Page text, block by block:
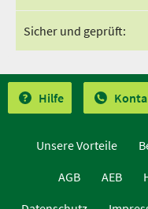
Sicher und geprüft:
Hilfe
Unsere Vorteile
AGB
AEB